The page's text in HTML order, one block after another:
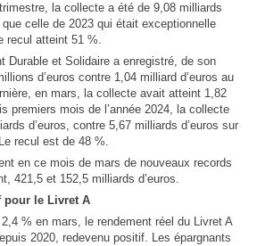
la collecte a été de 9,08 milliards
celle de 2023 qui était exceptionnelle
recul atteint 51 %.
Durable et Solidaire a enregistré, de son
d’euros contre 1,04 milliard d’euros au
en mars, la collecte avait atteint 1,82
premiers mois de l’année 2024, la collecte
d’euros, contre 5,67 milliards d’euros sur
recul est de 48 %.
en ce mois de mars de nouveaux records
421,5 et 152,5 milliards d’euros.
pour le Livret A
% en mars, le rendement réel du Livret A
2020, redevenu positif. Les épargnants